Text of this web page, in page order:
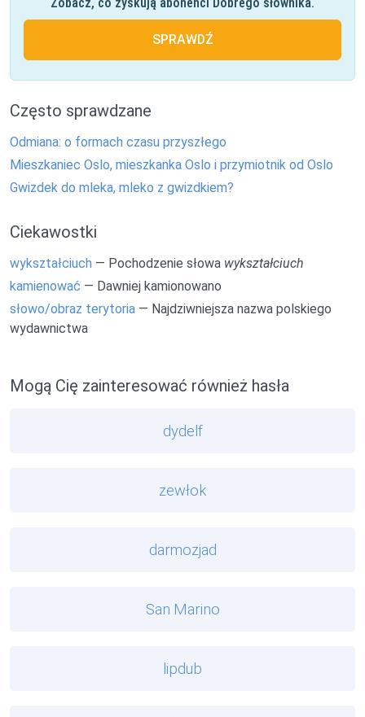
SPRAWDŹ
Często sprawdzane
Odmiana: o formach czasu przyszłego
Mieszkaniec Oslo, mieszkanka Oslo i przymiotnik od Oslo
Gwizdek do mleka, mleko z gwizdkiem?
Ciekawostki
wykształciuch — Pochodzenie słowa wykształciuch
kamienować — Dawniej kamionowano
słowo/obraz terytoria — Najdziwniejsza nazwa polskiego
wydawnictwa
Mogą Cię zainteresować również hasła
dydelf
zewłok
darmozjad
San Marino
lipdub